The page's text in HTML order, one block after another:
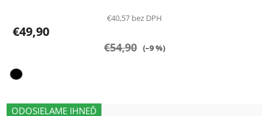
€40,57 bez DPH
€49,90
€54,90 (–9 %)
ODOSIELAME IHNEĎ